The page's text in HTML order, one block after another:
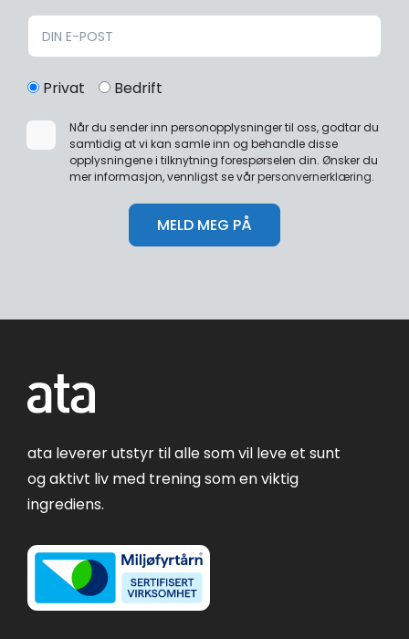
Privat Bedrift
Når du sender inn personopplysninger til oss, godtar du
samtidig at vi kan samle inn og behandle disse
opplysningene i tilknytning forespørselen din. Ønsker du
mer informasjon, vennligst se vårpersonvernerklæring.
ata leverer utstyr til alle som vil leve et sunt
og aktivt liv med trening som en viktig
ingrediens.